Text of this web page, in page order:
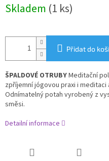
cena:
Skladem (1 ks)
Přidat do
ŠPALDOVÉ OTRUBYMeditační
zpříjemní jógovou praxi i
Odnímatelný potah vyrobený z
směsi.
Detailní informace